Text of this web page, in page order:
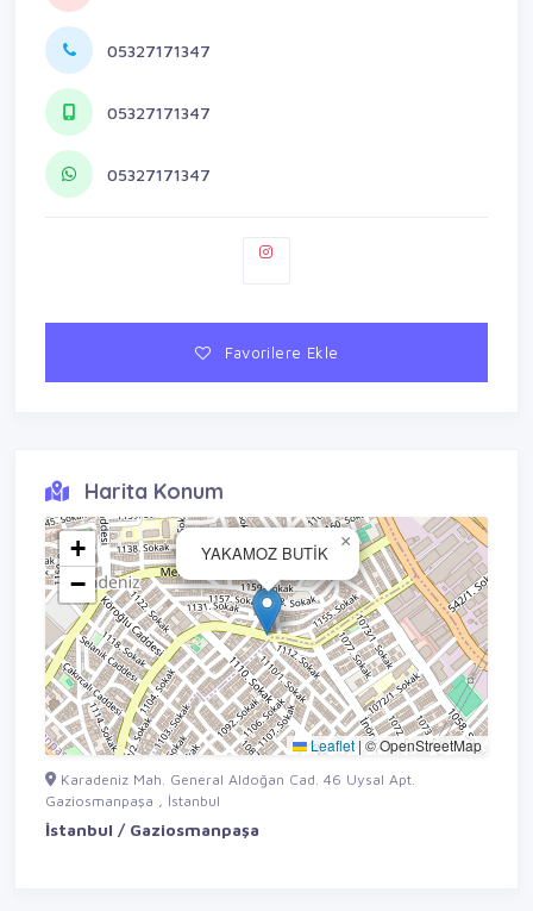
05327171347
05327171347
05327171347
Favorilere Ekle
Harita Konum
YAKAMOZ BUTİK
×
+
−
Leaflet | © OpenStreetMap
Karadeniz Mah. General Aldoğan Cad. 46 Uysal Apt.
Gaziosmanpaşa , İstanbul
İstanbul / Gaziosmanpaşa